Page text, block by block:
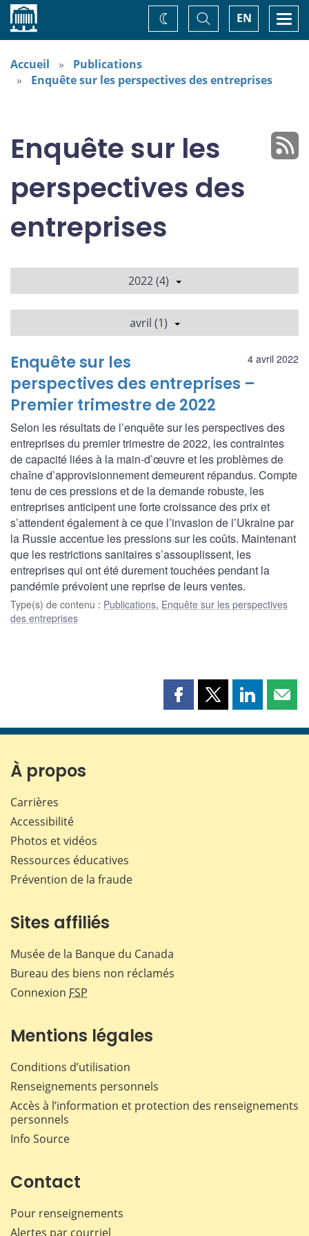
Accueil EN
Basculer
la
recherche
Changez
de
Accueil
Publications
Enquête sur les perspectives des entreprises
Enquête sur les
perspectives des
entreprises
2022 (4)
avril (1)
4 avril 2022
Enquête sur les
perspectives des entreprises –
Premier trimestre de 2022
Selon les résultats de l’enquête sur les perspectives des
entreprises du premier trimestre de 2022, les contraintes
de capacité liées à la main-d’œuvre et les problèmes de
chaîne d’approvisionnement demeurent répandus. Compte
tenu de ces pressions et de la demande robuste, les
entreprises anticipent une forte croissance des prix et
s’attendent également à ce que l’invasion de l’Ukraine par
la Russie accentue les pressions sur les coûts. Maintenant
que les restrictions sanitaires s’assouplissent, les
entreprises qui ont été durement touchées pendant la
pandémie prévoient une reprise de leurs ventes.
Type(s) de contenu : Publications, Enquête sur les perspectives
des entreprises
Partager
page
Partager
page
Partager
page page
À propos
Carrières
Accessibilité
Photos et vidéos
Ressources éducatives
Prévention de la fraude
Sites affiliés
Musée de la Banque du Canada
Bureau des biens non réclamés
Connexion FSP
Mentions légales
Conditions d’utilisation
Renseignements personnels
Accès à l’information et protection des renseignements
personnels
Info Source
Contact
Pour renseignements
Alertes par courriel